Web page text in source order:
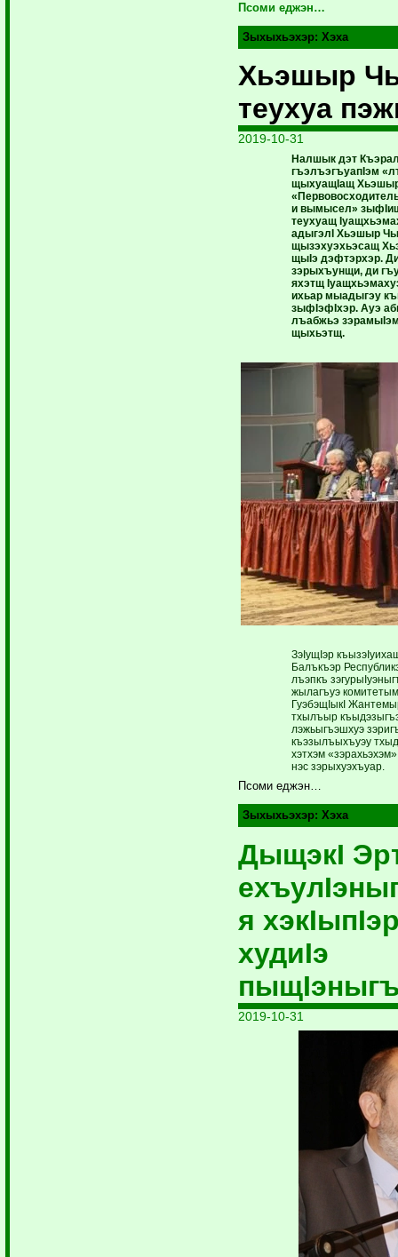
Псоми еджэн…
Зыхыхьэхэр:Хэха
Хьэшыр
теухуа
2019-10-31
Налшык дэт
гъэлъэгъуапIэм
щыхуащIащ Хьэшыр
и вымысел»
теухуащ
адыгэлI Хьэшыр
щызэхуэхьэсащ
щыIэ дэфтэрхэр.
зэрыхъунщи, ди
яхэтщ
ихьар мыадыгэу
зыфIэфI­хэр. Ауэ
лъабжьэ
щыхьэтщ.
ЗэIущIэр
Балъкъэр
лъэпкъ
жылагъуэ
ГуэбэщIыкI
тхылъыр
лэжьыгъэшхуэ
къэзылъыхъуэу
хэтхэм
нэс зэ­рыхуэхъуар.
Псоми еджэн…
Зыхыхьэхэр:Хэха
ДыщэкI
я
худиIэ
2019-10-31